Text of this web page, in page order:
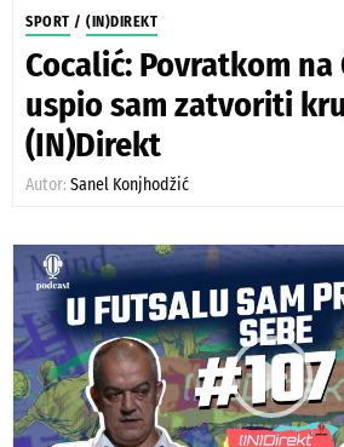
SPORT / (IN)DIREKT
Cocalić: Povratkom na
uspio sam zatvoriti
(IN)Direkt
Autor: Sanel Konjhodžić